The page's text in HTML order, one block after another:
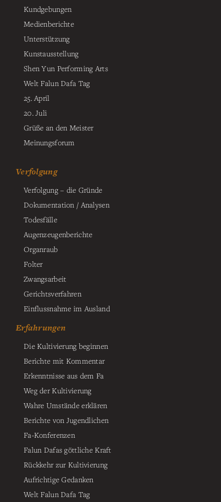
Kundgebungen
Medienberichte
Unterstützung
Kunstausstellung
Shen Yun Performing Arts
Welt Falun Dafa Tag
25. April
20. Juli
Grüße an den Meister
Meinungsforum
Verfolgung
Verfolgung – die Gründe
Dokumentation / Analysen
Todesfälle
Augenzeugenberichte
Organraub
Folter
Zwangsarbeit
Gerichtsverfahren
Einflussnahme im Ausland
Erfahrungen
Die Kultivierung beginnen
Berichte mit Kommentar
Erkenntnisse aus dem Fa
Weg der Kultivierung
Wahre Umstände erklären
Berichte von Jugendlichen
Fa-Konferenzen
Falun Dafas göttliche Kraft
Rückkehr zur Kultivierung
Aufrichtige Gedanken
Welt Falun Dafa Tag